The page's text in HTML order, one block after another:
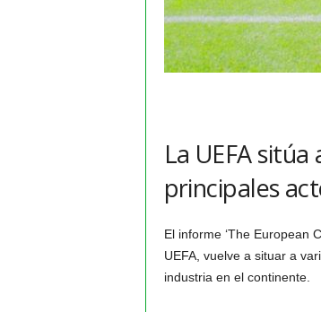
La UEFA
principales
El informe ‘The European
UEFA, vuelve a situar a
industria en el continente.